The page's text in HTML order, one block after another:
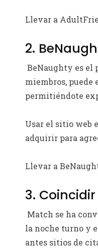
Llevar a
2.
BeNaughty es el
miembros,
permitiéndote
Usar el sitio web
adquirir para
Llevar a
3. Coincidir
Match se ha
la noche turno y
antes sitios de